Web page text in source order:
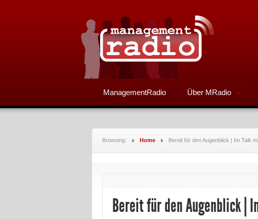
ManagementRadio Über MRadio
Browsing: Home Bereit für den Augenblick | Im Talk
Bereit für den Augenblick |